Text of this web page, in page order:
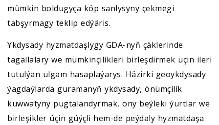
mümkin boldugyça köp sanlysyny çekmegi
tabşyrmagy teklip edýäris.
Ykdysady hyzmatdaşlygy GDA-nyň çäklerinde
tagallalary we mümkinçilikleri birleşdirmek üçin ileri
tutulýan ulgam hasaplaýarys. Häzirki geoykdysady
ýagdaýlarda guramanyň ykdysady, önümçilik
kuwwatyny pugtalandyrmak, ony beýleki ýurtlar we
birleşikler üçin güýçli hem-de peýdaly hyzmatdaşa